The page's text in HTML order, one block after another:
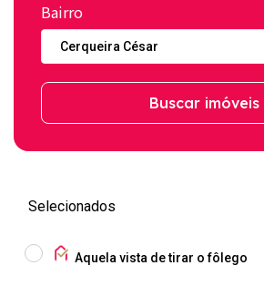
Bairro
Buscar imóveis
Selecionados
Aquela vista de tirar o fôlego